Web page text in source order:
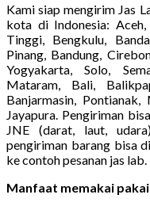
Kami siap mengirim Jas
kota di Indonesia:
Tinggi, Bengkulu,
Pinang, Bandung,
Yogyakarta, Solo,
Mataram, Bali,
Banjarmasin, Pontianak,
Jayapura. Pengiriman
JNE (darat, laut,
pengiriman barang bisa
ke contoh pesanan jas lab.
Manfaat memakai